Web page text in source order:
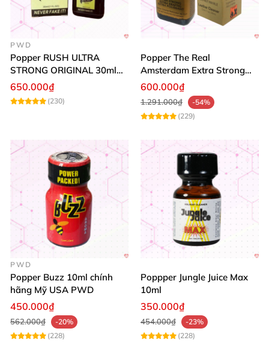
PWD
Popper RUSH ULTRA
STRONG ORIGINAL 30ml
Chính Hãng Mỹ PWD
650.000₫
(230)
Popper The Real
Amsterdam Extra Strong
30ml
600.000₫
1.291.000₫
-54%
(229)
PWD
Popper Buzz 10ml chính
hãng Mỹ USA PWD
450.000₫
562.000₫
-20%
(228)
Poppper Jungle Juice Max
10ml
350.000₫
454.000₫
-23%
(228)